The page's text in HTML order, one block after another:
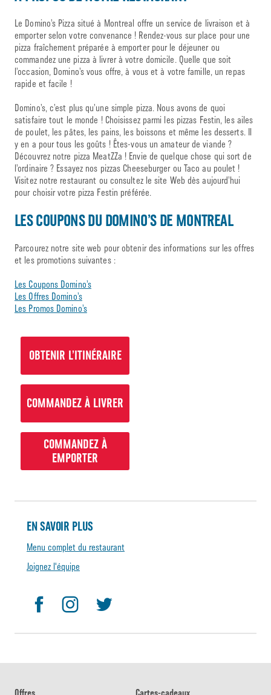
Le Domino’s Pizza situé à Montreal offre un service de livraison et à
emporter selon votre convenance ! Rendez-vous sur place pour une
pizza fraîchement préparée à emporter pour le déjeuner ou
commandez une pizza à livrer à votre domicile. Quelle que soit
l’occasion, Domino’s vous offre, à vous et à votre famille, un repas
rapide et facile !
Domino’s, c’est plus qu’une simple pizza. Nous avons de quoi
satisfaire tout le monde ! Choisissez parmi les pizzas Festin, les ailes
de poulet, les pâtes, les pains, les boissons et même les desserts. Il
y en a pour tous les goûts ! Êtes-vous un amateur de viande ?
Découvrez notre pizza MeatZZa ! Envie de quelque chose qui sort de
l’ordinaire ? Essayez nos pizzas Cheeseburger ou Taco au poulet !
Visitez notre restaurant ou consultez le site Web dès aujourd’hui
pour choisir votre pizza Festin préférée.
LES COUPONS DU DOMINO’S DE MONTREAL
Parcourez notre site web pour obtenir des informations sur les offres
et les promotions suivantes :
Les Coupons Domino’s
Les Offres Domino’s
Les Promos Domino’s
OBTENIR L’ITINÉRAIRE
COMMANDEZ À LIVRER
COMMANDEZ À
EMPORTER
EN SAVOIR PLUS
Menu complet du restaurant
Joignez l'équipe